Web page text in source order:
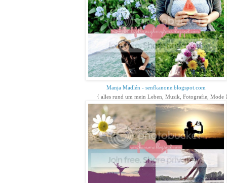
Manja Madlén - senfkanone.blogspot.com
{ alles rund um mein Leben, Musik, Fotografie, Mode